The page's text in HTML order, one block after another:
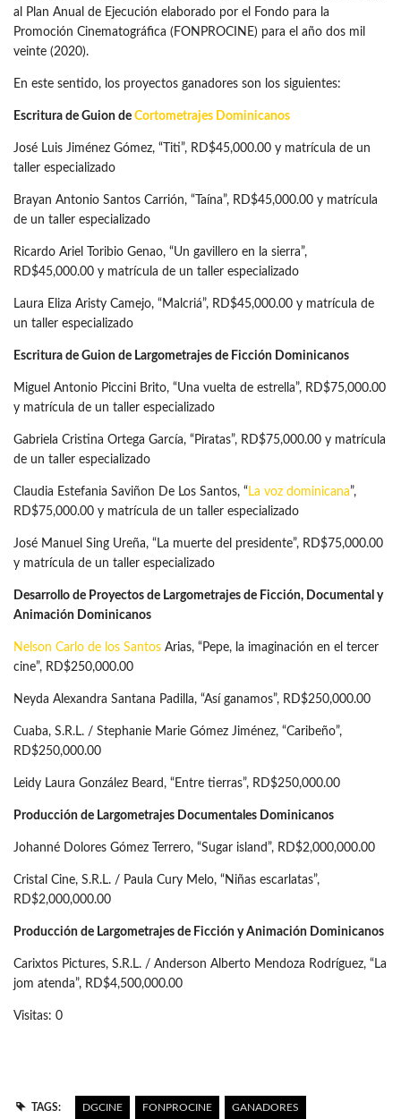
al Plan Anual de Ejecución elaborado por el Fondo para la
Promoción Cinematográfica (FONPROCINE) para el año dos mil
veinte (2020).
En este sentido, los proyectos ganadores son los siguientes:
Escritura de Guion de Cortometrajes Dominicanos
José Luis Jiménez Gómez, “Titi”, RD$45,000.00 y matrícula de un
taller especializado
Brayan Antonio Santos Carrión, “Taína”, RD$45,000.00 y matrícula
de un taller especializado
Ricardo Ariel Toribio Genao, “Un gavillero en la sierra”,
RD$45,000.00 y matrícula de un taller especializado
Laura Eliza Aristy Camejo, “Malcriá”, RD$45,000.00 y matrícula de
un taller especializado
Escritura de Guion de Largometrajes de Ficción Dominicanos
Miguel Antonio Piccini Brito, “Una vuelta de estrella”, RD$75,000.00
y matrícula de un taller especializado
Gabriela Cristina Ortega García, “Piratas”, RD$75,000.00 y matrícula
de un taller especializado
Claudia Estefania Saviñon De Los Santos, “ La voz dominicana”,
RD$75,000.00 y matrícula de un taller especializado
José Manuel Sing Ureña, “La muerte del presidente”, RD$75,000.00
y matrícula de un taller especializado
Desarrollo de Proyectos de Largometrajes de Ficción, Documental y
Animación Dominicanos
Nelson Carlo de los Santos Arias, “Pepe, la imaginación en el tercer
cine”, RD$250,000.00
Neyda Alexandra Santana Padilla, “Así ganamos”, RD$250,000.00
Cuaba, S.R.L. / Stephanie Marie Gómez Jiménez, “Caribeño”,
RD$250,000.00
Leidy Laura González Beard, “Entre tierras”, RD$250,000.00
Producción de Largometrajes Documentales Dominicanos
Johanné Dolores Gómez Terrero, “Sugar island”, RD$2,000,000.00
Cristal Cine, S.R.L. / Paula Cury Melo, “Niñas escarlatas”,
RD$2,000,000.00
Producción de Largometrajes de Ficción y Animación Dominicanos
Carixtos Pictures, S.R.L. / Anderson Alberto Mendoza Rodríguez, “La
jom atenda”, RD$4,500,000.00
Visitas: 0
TAGS: DGCINE FONPROCINE GANADORES